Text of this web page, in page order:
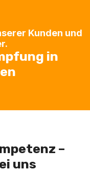
Kunden und
in
–
uns